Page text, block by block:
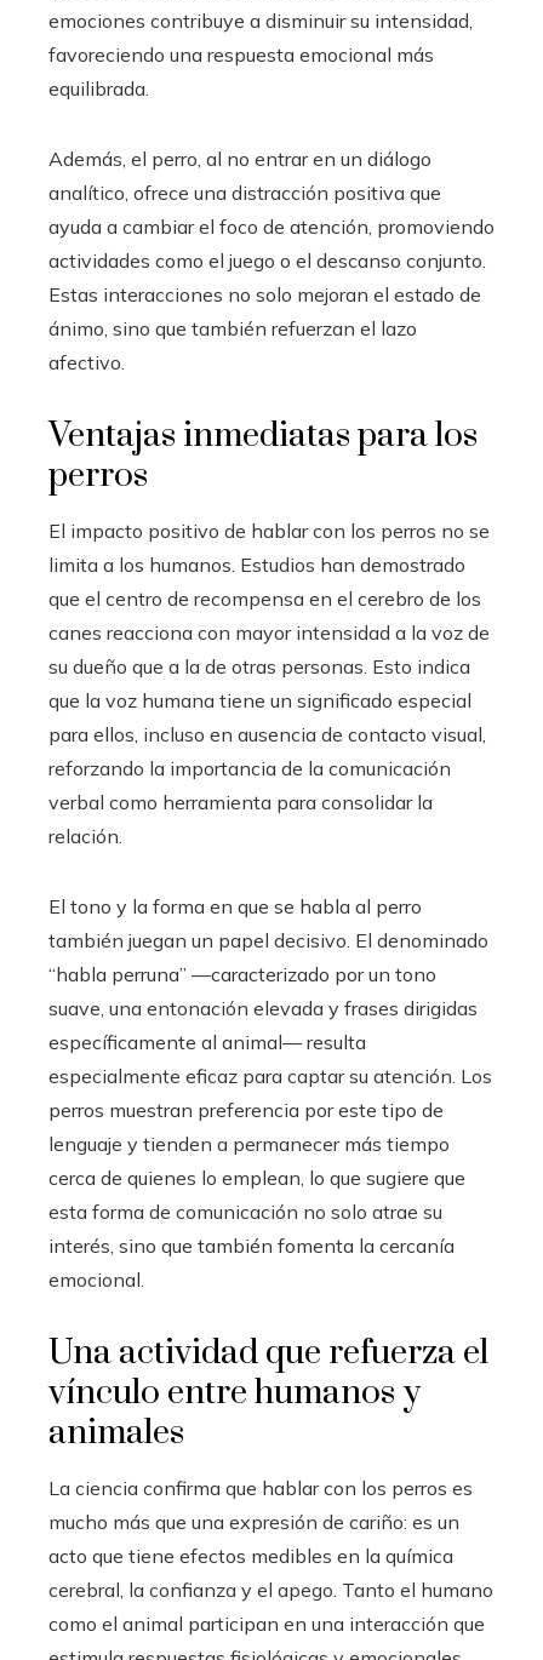
emociones contribuye a disminuir su intensidad,
favoreciendo una respuesta emocional más
equilibrada.
Además, el perro, al no entrar en un diálogo
analítico, ofrece una distracción positiva que
ayuda a cambiar el foco de atención, promoviendo
actividades como el juego o el descanso conjunto.
Estas interacciones no solo mejoran el estado de
ánimo, sino que también refuerzan el lazo
afectivo.
Ventajas inmediatas para los
perros
El impacto positivo de hablar con los perros no se
limita a los humanos. Estudios han demostrado
que el centro de recompensa en el cerebro de los
canes reacciona con mayor intensidad a la voz de
su dueño que a la de otras personas. Esto indica
que la voz humana tiene un significado especial
para ellos, incluso en ausencia de contacto visual,
reforzando la importancia de la comunicación
verbal como herramienta para consolidar la
relación.
El tono y la forma en que se habla al perro
también juegan un papel decisivo. El denominado
“habla perruna” —caracterizado por un tono
suave, una entonación elevada y frases dirigidas
específicamente al animal— resulta
especialmente eficaz para captar su atención. Los
perros muestran preferencia por este tipo de
lenguaje y tienden a permanecer más tiempo
cerca de quienes lo emplean, lo que sugiere que
esta forma de comunicación no solo atrae su
interés, sino que también fomenta la cercanía
emocional.
Una actividad que refuerza el
vínculo entre humanos y
animales
La ciencia confirma que hablar con los perros es
mucho más que una expresión de cariño: es un
acto que tiene efectos medibles en la química
cerebral, la confianza y el apego. Tanto el humano
como el animal participan en una interacción que